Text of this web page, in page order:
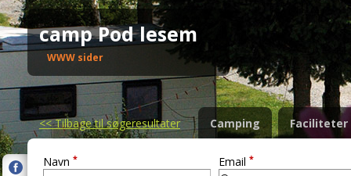
camp Pod lesem
WWW sider
<<Tilbage til søgeresultater Camping Faciliteter
Navn * Email *